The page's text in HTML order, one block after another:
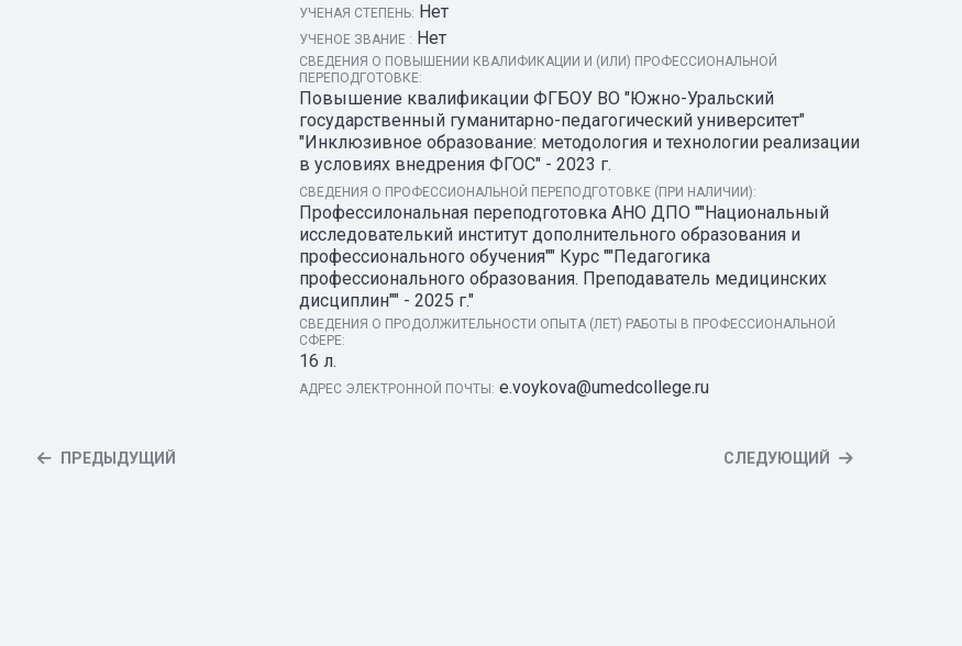
УЧЕНАЯ СТЕПЕНЬ: Нет
УЧЕНОЕ ЗВАНИЕ : Нет
СВЕДЕНИЯ О ПОВЫШЕНИИ КВАЛИФИКАЦИИ И (ИЛИ) ПРОФЕССИОНАЛЬНОЙ
ПЕРЕПОДГОТОВКЕ:
Повышение квалификации ФГБОУ ВО "Южно-Уральский
государственный гуманитарно-педагогический университет"
"Инклюзивное образование: методология и технологии реализации
в условиях внедрения ФГОС" - 2023 г.
СВЕДЕНИЯ О ПРОФЕССИОНАЛЬНОЙ ПЕРЕПОДГОТОВКЕ (ПРИ НАЛИЧИИ):
Профессилональная переподготовка АНО ДПО ""Национальный
исследователький институт дополнительного образования и
профессионального обучения"" Курс ""Педагогика
профессионального образования. Преподаватель медицинских
дисциплин"" - 2025 г."
СВЕДЕНИЯ О ПРОДОЛЖИТЕЛЬНОСТИ ОПЫТА (ЛЕТ) РАБОТЫ В ПРОФЕССИОНАЛЬНОЙ
СФЕРЕ:
16 л.
АДРЕС ЭЛЕКТРОННОЙ ПОЧТЫ: e.voykova@umedcollege.ru
ПРЕДЫДУЩИЙ СЛЕДУЮЩИЙ